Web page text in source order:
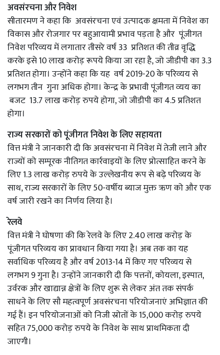
अवसंरचना और निवेश
सीतारमण ने कहा कि अवसंरचना एवं उत्‍पादक क्षमता में निवेश का
विकास और रोजगार पर बहुआयामी प्रभाव पड़ता है और पूंजीगत
निवेश परिव्‍यय में लगातार तीसरे वर्ष 33 प्रतिशत की तीव्र वृद्धि
करके इसे 10 लाख करोड़ रूपये किया जा रहा है, जो जीडीपी का 3.3
प्रतिशत होगा। उन्‍होंने कहा कि यह वर्ष 2019-20 के परिव्‍यय से
लगभग तीन गुना अधिक होगा। केन्‍द्र के प्रभावी पूंजीगत व्‍यय का
बजट 13.7 लाख करोड़ रुपये होगा, जो जीडीपी का 4.5 प्रतिशत
होगा।
राज्य सरकारों को पूंजीगत निवेश के लिए सहायता
वित्त मंत्री ने जानकारी दी कि अवसंरचना में निवेश में तेजी लाने और
राज्यों को सम्पूरक नीतिगत कार्रवाइयों के लिए प्रोत्साहित करने के
लिए 1.3 लाख करोड़ रुपये के उल्लेखनीय रूप से बढ़े परिव्यय के
साथ, राज्य सरकारों के लिए 50-वर्षीय ब्याज मुक्त ऋण को और एक
वर्ष जारी रखने का निर्णय लिया है।
रेलवे
वित्त मंत्री ने घोषणा की कि रेलवे के लिए 2.40 लाख करोड़ के
पूंजीगत परिव्यय का प्रावधान किया गया है। अब तक का यह
सर्वाधिक परिव्यय है और वर्ष 2013-14 में किए गए परिव्यय से
लगभग 9 गुना है। उन्होंने जानकारी दी कि पत्तनों, कोयला, इस्पात,
उर्वरक और खाद्यान्न क्षेत्रों के लिए शुरू से लेकर अंत तक संपर्क
साधने के लिए सौ महत्वपूर्ण अवसंरचना परियोजनाएं अभिज्ञात की
गई हैं। इन परियोजनाओं को निजी स्रोतों के 15,000 करोड़ रुपये
सहित 75,000 करोड़ रुपये के निवेश के साथ प्राथमिकता दी
जाएगी।